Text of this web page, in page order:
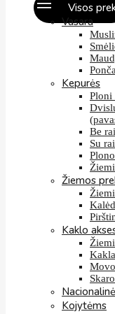
Visos
Vasara
Kepurės
Ploni
Be
Su
Žiemos
Kaklo
Kojytėms